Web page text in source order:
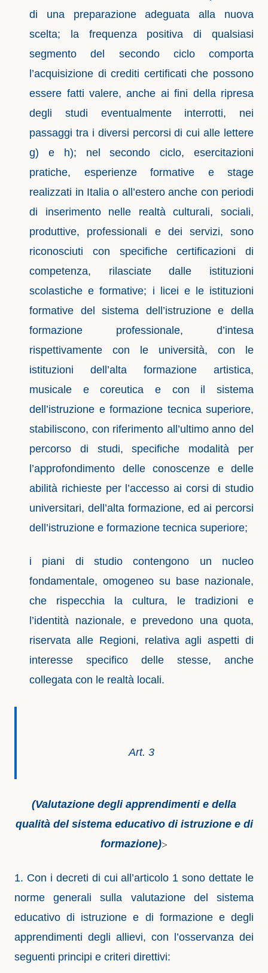
di una preparazione adeguata alla nuova
scelta; la frequenza positiva di qualsiasi
segmento del secondo ciclo comporta
l’acquisizione di crediti certificati che possono
essere fatti valere, anche ai fini della ripresa
degli studi eventualmente interrotti, nei
passaggi tra i diversi percorsi di cui alle lettere
g) e h); nel secondo ciclo, esercitazioni
pratiche, esperienze formative e stage
realizzati in Italia o all’estero anche con periodi
di inserimento nelle realtà culturali, sociali,
produttive, professionali e dei servizi, sono
riconosciuti con specifiche certificazioni di
competenza, rilasciate dalle istituzioni
scolastiche e formative; i licei e le istituzioni
formative del sistema dell’istruzione e della
formazione professionale, d’intesa
rispettivamente con le università, con le
istituzioni dell’alta formazione artistica,
musicale e coreutica e con il sistema
dell’istruzione e formazione tecnica superiore,
stabiliscono, con riferimento all’ultimo anno del
percorso di studi, specifiche modalità per
l’approfondimento delle conoscenze e delle
abilità richieste per l’accesso ai corsi di studio
universitari, dell’alta formazione, ed ai percorsi
dell’istruzione e formazione tecnica superiore;
i piani di studio contengono un nucleo
fondamentale, omogeneo su base nazionale,
che rispecchia la cultura, le tradizioni e
l’identità nazionale, e prevedono una quota,
riservata alle Regioni, relativa agli aspetti di
interesse specifico delle stesse, anche
collegata con le realtà locali.
Art. 3
(Valutazione degli apprendimenti e della
qualità del sistema educativo di istruzione e di
formazione)>
1. Con i decreti di cui all’articolo 1 sono dettate le
norme generali sulla valutazione del sistema
educativo di istruzione e di formazione e degli
apprendimenti degli allievi, con l’osservanza dei
seguenti principi e criteri direttivi: